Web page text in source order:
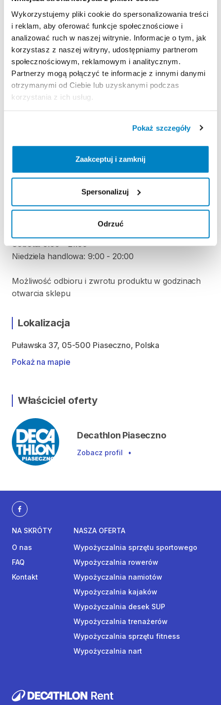
Wykorzystujemy pliki cookie do spersonalizowania treści
i reklam, aby oferować funkcje społecznościowe i
analizować ruch w naszej witrynie. Informacje o tym, jak
korzystasz z naszej witryny, udostępniamy partnerom
społecznościowym, reklamowym i analitycznym.
Partnerzy mogą połączyć te informacje z innymi danymi
otrzymanymi od Ciebie lub uzyskanymi podczas
korzystania z ich usług.
Pokaż szczegóły
Zaakceptuj i zamknij
Spersonalizuj
Odrzuć
Zasady wypożyczenia
REGULAMIN
Regulamin wypożyczalni
KAUCJA
ODBIÓR I ZWROT SPRZĘTU
Poniedziałek: 10:00 - 21:00
Wtorek: 10:00 - 21:00
Środa: 10:00 - 21:00
Czwartek: 10:00 - 21:00
Sobota: 9:00 - 21:00
Niedziela handlowa: 9:00 - 20:00
Możliwość odbioru i zwrotu produktu w godzinach
otwarcia sklepu
Lokalizacja
Puławska 37, 05-500 Piaseczno, Polska
Pokaż na mapie
Właściciel oferty
Decathlon Piaseczno
Zobacz profil •
NA SKRÓTY
O nas
FAQ
Kontakt
NASZA OFERTA
Wypożyczalnia sprzętu sportowego
Wypożyczalnia rowerów
Wypożyczalnia namiotów
Wypożyczalnia kajaków
Wypożyczalnia desek SUP
Wypożyczalnia trenażerów
Wypożyczalnia sprzętu fitness
Wypożyczalnia nart